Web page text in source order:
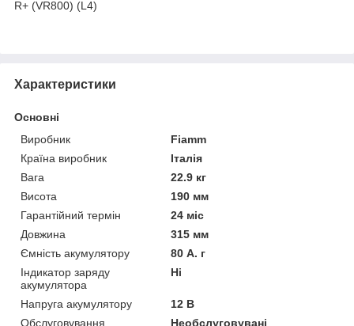
R+ (VR800) (L4)
Характеристики
Основні
Виробник
Fiamm
Країна виробник
Італія
Вага
22.9 кг
Висота
190 мм
Гарантійний термін
24 міс
Довжина
315 мм
Ємність акумулятору
80 А. г
Індикатор заряду
акумулятора
Ні
Напруга акумулятору
12 В
Обслуговування
Необслуговувані